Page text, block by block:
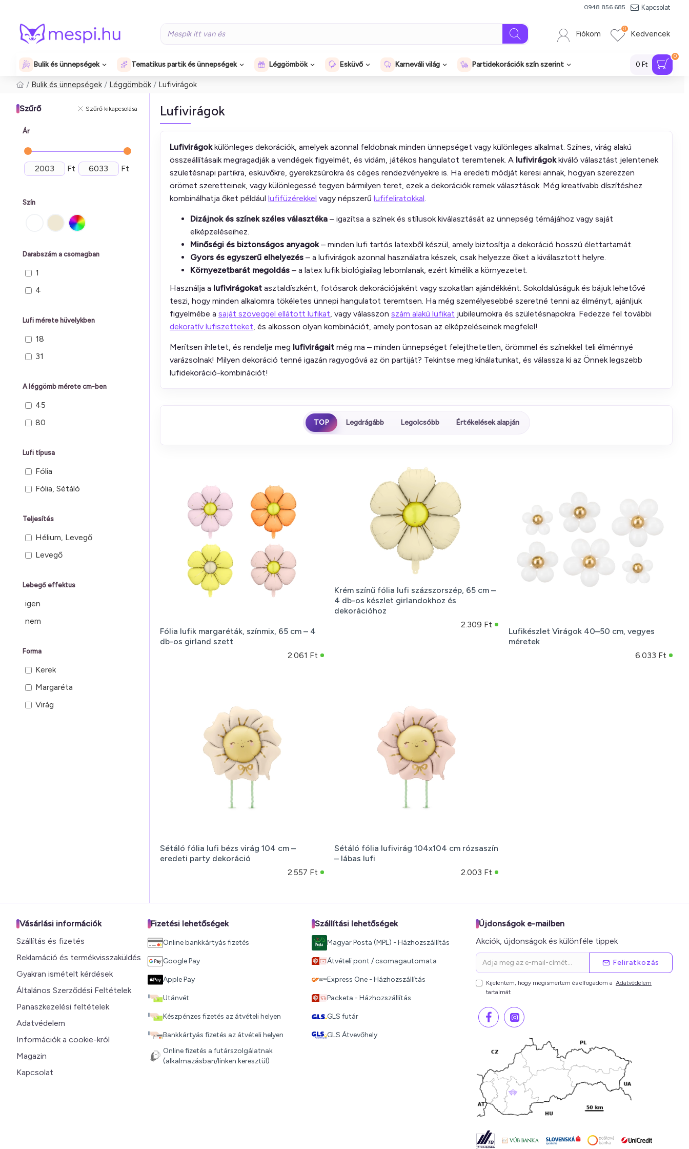
0948 856 685 Kapcsolat
Fiókom Kedvencek
0
Bulik és ünnepségek Tematikus partik és ünnepségek Léggömbök Esküvő Karneváli világ Partidekorációk szín szerint 0 Ft
0
Bulik és ünnepségek Léggömbök Lufivirágok
Szűrő Szűrő kikapcsolása
Ár
Ft Ft
Darabszám a csomagban
1
4
Lufi mérete hüvelykben
18
31
A léggömb mérete cm-ben
45
80
Lufi típusa
Fólia
Fólia, Sétáló
Teljesítés
Hélium, Levegő
Levegő
Lebegő effektus
igen
nem
Forma
Kerek
Margaréta
Virág
Szín
Lufivirágok
Lufivirágokkülönleges dekorációk, amelyek azonnal feldobnak minden ünnepséget vagy különleges alkalmat. Színes, virág alakú
összeállításaik megragadják a vendégek figyelmét, és vidám, játékos hangulatot teremtenek. A lufivirágokkiváló választást jelentenek
születésnapi partikra, esküvőkre, gyerekzsúrokra és céges rendezvényekre is. Ha eredeti módját keresi annak, hogyan szerezzen
örömet szeretteinek, vagy különlegessé tegyen bármilyen teret, ezek a dekorációk remek választások. Még kreatívabb díszítéshez
kombinálhatja őket például lufifüzérekkel vagy népszerű lufifeliratokkal.
Dizájnok és színek széles választéka – igazítsa a színek és stílusok kiválasztását az ünnepség témájához vagy saját
elképzeléseihez.
Minőségi és biztonságos anyagok– minden lufi tartós latexből készül, amely biztosítja a dekoráció hosszú élettartamát.
Gyors és egyszerű elhelyezés – a lufivirágok azonnal használatra készek, csak helyezze őket a kiválasztott helyre.
Környezetbarát megoldás – a latex lufik biológiailag lebomlanak, ezért kímélik a környezetet.
Használja a lufivirágokat asztaldíszként, fotósarok dekorációjaként vagy szokatlan ajándékként. Sokoldalúságuk és bájuk lehetővé
teszi, hogy minden alkalomra tökéletes ünnepi hangulatot teremtsen. Ha még személyesebbé szeretné tenni az élményt, ajánljuk
figyelmébe a saját szöveggel ellátott lufikat, vagy válasszon szám alakú lufikat jubileumokra és születésnapokra. Fedezze fel további
dekoratív lufiszetteket, és alkosson olyan kombinációt, amely pontosan az elképzeléseinek megfelel!
Merítsen ihletet, és rendelje meg lufivirágait még ma – minden ünnepséget felejthetetlen, örömmel és színekkel teli élménnyé
varázsolnak! Milyen dekoráció tenné igazán ragyogóvá az ön partiját? Tekintse meg kínálatunkat, és válassza ki az Önnek legszebb
lufidekoráció-kombinációt!
TOP Legdrágább Legolcsóbb Értékelések alapján
Fólia lufik margaréták, színmix, 65 cm – 4
db-os girland szett
2.061 Ft
Krém színű fólia lufi százszorszép, 65 cm –
4 db-os készlet girlandokhoz és
dekorációhoz
2.309 Ft
Lufikészlet Virágok 40–50 cm, vegyes
méretek
6.033 Ft
Sétáló fólia lufi bézs virág 104 cm –
eredeti party dekoráció
2.557 Ft
Sétáló fólia lufivirág 104x104 cm rózsaszín
– lábas lufi
2.003 Ft
Vásárlási információk
Szállítás és fizetés
Reklamáció és termékvisszaküldés
Gyakran ismételt kérdések
Általános Szerződési Feltételek
Panaszkezelési feltételek
Adatvédelem
Információk a cookie-król
Magazin
Kapcsolat
Fizetési lehetőségek
Online bankkártyás fizetés
Google Pay
Apple Pay
Utánvét
Készpénzes fizetés az átvételi helyen
Bankkártyás fizetés az átvételi helyen
Online fizetés a futárszolgálatnak
(alkalmazásban/linken keresztül)
Szállítási lehetőségek
Magyar Posta (MPL) - Házhozszállítás
Átvételi pont / csomagautomata
Express One - Házhozszállítás
Packeta - Házhozszállítás
GLS futár
GLS Átvevőhely
Újdonságok e-mailben
Akciók, újdonságok és különféle tippek
Feliratkozás
Kijelentem, hogy megismertem és elfogadom a Adatvédelem
tartalmát